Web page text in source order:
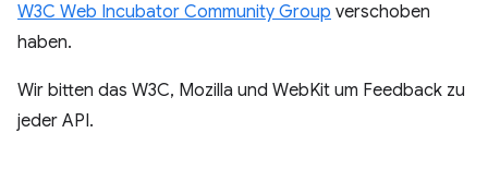
W3C Web Incubator Community Group verschoben
haben.
Wir bitten das W3C, Mozilla und WebKit um Feedback zu
jeder API.